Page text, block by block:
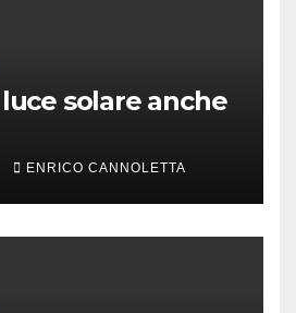
solare anche
ENRICO CANNOLETTA